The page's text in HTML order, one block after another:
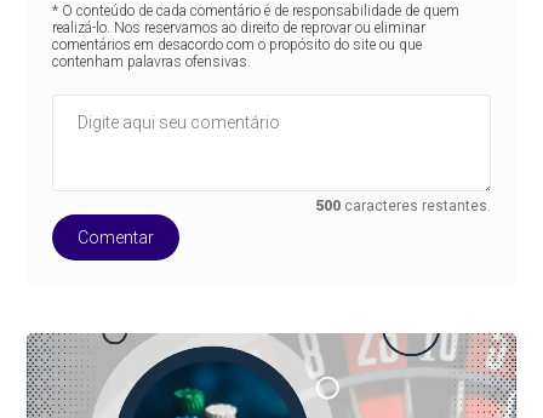
* O conteúdo de cada comentário é de responsabilidade de quem
realizá-lo. Nos reservamos ao direito de reprovar ou eliminar
comentários em desacordo com o propósito do site ou que
contenham palavras ofensivas.
500 caracteres restantes.
Comentar